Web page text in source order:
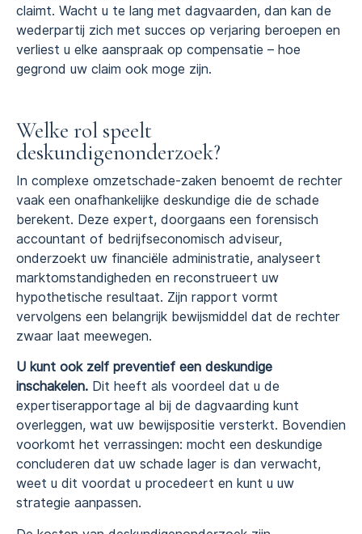
claimt. Wacht u te lang met dagvaarden, dan kan de
wederpartij zich met succes op verjaring beroepen en
verliest u elke aanspraak op compensatie – hoe
gegrond uw claim ook moge zijn.
Welke rol speelt
deskundigenonderzoek?
In complexe omzetschade-zaken benoemt de rechter
vaak een onafhankelijke deskundige die de schade
berekent. Deze expert, doorgaans een forensisch
accountant of bedrijfseconomisch adviseur,
onderzoekt uw financiële administratie, analyseert
marktomstandigheden en reconstrueert uw
hypothetische resultaat. Zijn rapport vormt
vervolgens een belangrijk bewijsmiddel dat de rechter
zwaar laat meewegen.
U kunt ook zelf preventief een deskundige
inschakelen. Dit heeft als voordeel dat u de
expertiserapportage al bij de dagvaarding kunt
overleggen, wat uw bewijspositie versterkt. Bovendien
voorkomt het verrassingen: mocht een deskundige
concluderen dat uw schade lager is dan verwacht,
weet u dit voordat u procedeert en kunt u uw
strategie aanpassen.